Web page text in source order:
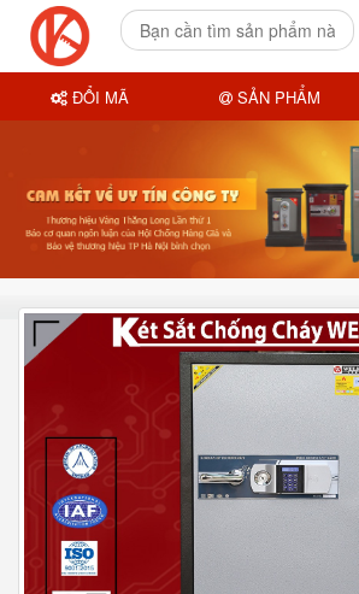
ĐỔI MÃ SẢN PHẨM